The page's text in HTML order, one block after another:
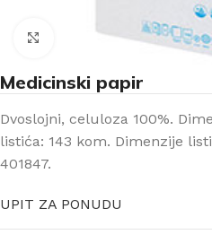
Klikni za uvećanje
Medicinski papir
Dvoslojni, celuloza 100%.
listića: 143 kom. Dimenzije
401847.
UPIT ZA PONUDU